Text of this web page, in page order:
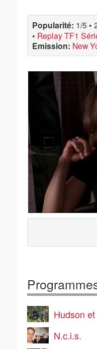
Popularité: 1/5 •
• Replay TF1
Emission: New
Hudson
N.c.i.s.